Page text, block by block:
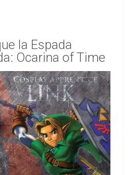
la Espada
Ocarina of Time